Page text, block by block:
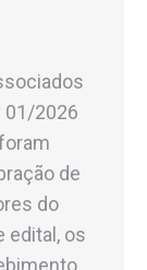
01/2026
de
do
edital, os